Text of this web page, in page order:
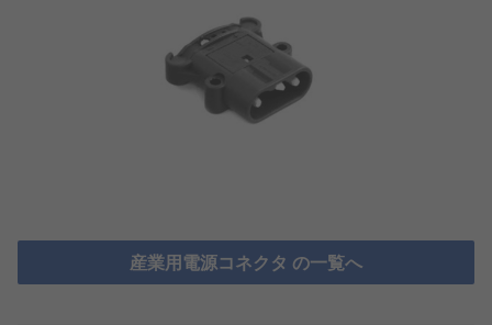
産業用電源コネクタ の一覧へ